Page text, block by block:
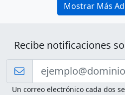
Mostrar Más
Recibe notificaciones
Un correo electrónico cada dos